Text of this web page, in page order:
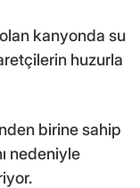
kanyonda su
huzurla
birine sahip
nedeniyle